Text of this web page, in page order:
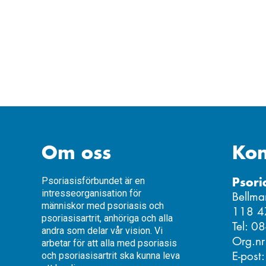
Om oss
Psoriasisförbundet är en
intresseorganisation för
människor med psoriasis och
psoriasisartrit, anhöriga och alla
andra som delar vår vision. Vi
arbetar för att alla med psoriasis
och psoriasisartrit ska kunna leva
118
Tel:
E-